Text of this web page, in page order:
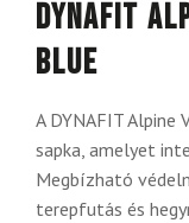
DYNAFIT
Blue
A DYNAFIT
sapka, amelyet
Megbízható
terepfutás és